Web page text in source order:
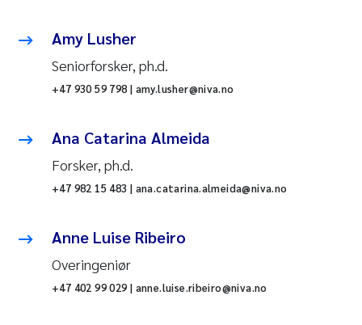
Amy Lusher
Seniorforsker, ph.d.
+47 930 59 798 | amy.lusher@niva.no
Ana Catarina Almeida
Forsker, ph.d.
+47 982 15 483 | ana.catarina.almeida@niva.no
Anne Luise Ribeiro
Overingeniør
+47 402 99 029 | anne.luise.ribeiro@niva.no